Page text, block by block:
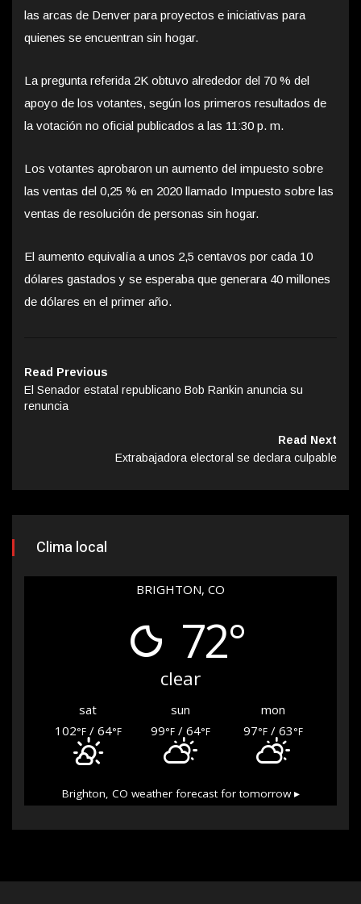
las arcas de Denver para proyectos e iniciativas para
quienes se encuentran sin hogar.
La pregunta referida 2K obtuvo alrededor del 70 % del
apoyo de los votantes, según los primeros resultados de
la votación no oficial publicados a las 11:30 p. m.
Los votantes aprobaron un aumento del impuesto sobre
las ventas del 0,25 % en 2020 llamado Impuesto sobre las
ventas de resolución de personas sin hogar.
El aumento equivalía a unos 2,5 centavos por cada 10
dólares gastados y se esperaba que generara 40 millones
de dólares en el primer año.
Read Previous
El Senador estatal republicano Bob Rankin anuncia su
renuncia
Read Next
Extrabajadora electoral se declara culpable
Clima local
BRIGHTON, CO
72°
clear
sat sun
mon
102°F/ 64°F 99°F/ 64°F 97°F/ 63°F
Brighton, CO weather forecast for tomorrow ▸